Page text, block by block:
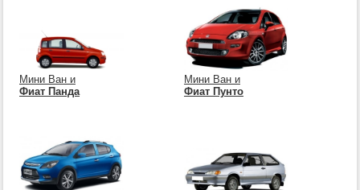
Мини Ван и
Фиат Панда
Мини Ван и
Фиат Пунто